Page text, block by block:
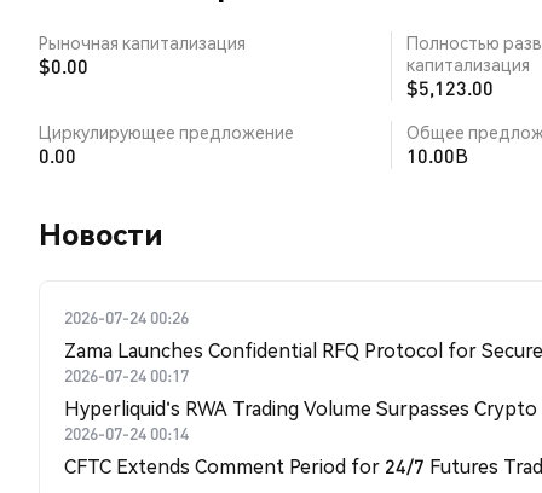
Рыночная капитализация
$0.00
Полностью
капитализация
$5,123.00
Циркулирующее предложение
0.00
Общее
10.00B
Новости
2026-07-24 00:26
Zama Launches Confidential RFQ Protocol for
2026-07-24 00:17
Hyperliquid's RWA Trading Volume Surpasses
2026-07-24 00:14
CFTC Extends Comment Period for 24/7 Futures